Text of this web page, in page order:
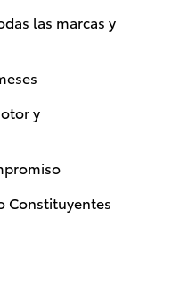
Supra
DESDE
$1,508,900
las marcas y
y
Constituyentes